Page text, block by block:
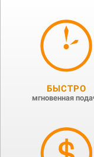
БЫСТРО
мгновенная